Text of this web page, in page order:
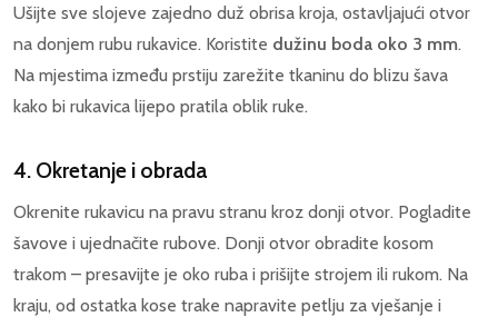
Ušijte sve slojeve zajedno duž obrisa kroja, ostavljajući otvor
na donjem rubu rukavice. Koristite dužinu boda oko 3 mm.
Na mjestima između prstiju zarežite tkaninu do blizu šava
kako bi rukavica lijepo pratila oblik ruke.
4. Okretanje i obrada
Okrenite rukavicu na pravu stranu kroz donji otvor. Pogladite
šavove i ujednačite rubove. Donji otvor obradite kosom
trakom – presavijte je oko ruba i prišijte strojem ili rukom. Na
kraju, od ostatka kose trake napravite petlju za vješanje i